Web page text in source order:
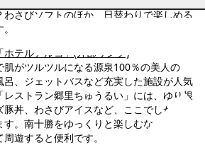
さびソフトのほか、日替わりで楽しめる
テルアルコ」(外部リンク)
肌がツルツルになる源泉100％の美人の
、ジェットバスなど充実した施設が人気
ストラン郷里ちゅうるい」には、ゆり根
丼、わさびアイスなど、ここでしか味わ
。南十勝をゆっくりと楽しむなら、ホテ
遊すると便利です。